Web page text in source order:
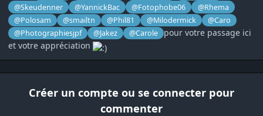
@Skeudenner
@YannickBac @Fotophobe06
@Rhema
@Polosam
@smailtn @Phil81 @Milodermick
@Caro
@Photographiesjpf
@Jakez @Carole
pour votre passage ici
et votre appréciation
Créer un compte ou se connecter pour
commenter